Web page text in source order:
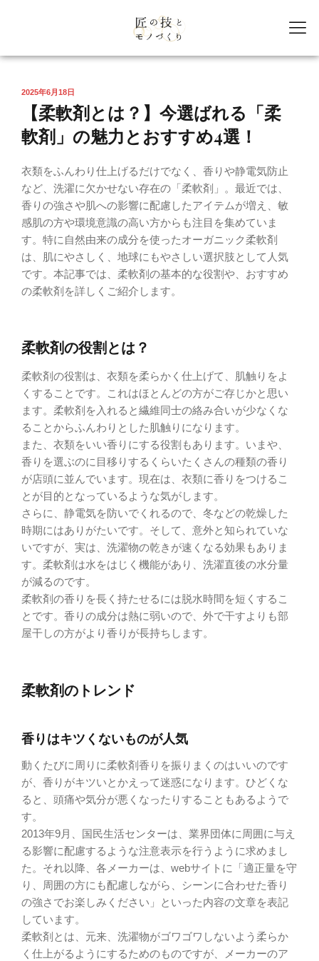
2025年6月18日
【柔軟剤とは？】今選ばれる「柔
軟剤」の魅力とおすすめ4選！
衣類をふんわり仕上げるだけでなく、香りや静電気防止
など、洗濯に欠かせない存在の「柔軟剤」。最近では、
香りの強さや肌への影響に配慮したアイテムが増え、敏
感肌の方や環境意識の高い方からも注目を集めていま
す。特に自然由来の成分を使ったオーガニック柔軟剤
は、肌にやさしく、地球にもやさしい選択肢として人気
です。本記事では、柔軟剤の基本的な役割や、おすすめ
の柔軟剤を詳しくご紹介します。
柔軟剤の役割とは？
柔軟剤の役割は、衣類を柔らかく仕上げて、肌触りをよ
くすることです。これはほとんどの方がご存じかと思い
ます。柔軟剤を入れると繊維同士の絡み合いが少なくな
ることからふんわりとした肌触りになります。
また、衣類をいい香りにする役割もあります。いまや、
香りを選ぶのに目移りするくらいたくさんの種類の香り
が店頭に並んでいます。現在は、衣類に香りをつけるこ
とが目的となっているような気がします。
さらに、静電気を防いでくれるので、冬などの乾燥した
時期にはありがたいです。そして、意外と知られていな
いですが、実は、洗濯物の乾きが速くなる効果もありま
す。柔軟剤は水をはじく機能があり、洗濯直後の水分量
が減るのです。
柔軟剤の香りを長く持たせるには脱水時間を短くするこ
とです。香りの成分は熱に弱いので、外で干すよりも部
屋干しの方がより香りが長持ちします。
柔軟剤のトレンド
香りはキツくないものが人気
動くたびに周りに柔軟剤香りを振りまくのはいいのです
が、香りがキツいとかえって迷惑になります。ひどくな
ると、頭痛や気分が悪くなったりすることもあるようで
す。
2013年9月、国民生活センターは、業界団体に周囲に与え
る影響に配慮するような注意表示を行うように求めまし
た。それ以降、各メーカーは、webサイトに「適正量を守
り、周囲の方にも配慮しながら、シーンに合わせた香り
の強さでお楽しみください」といった内容の文章を表記
しています。
柔軟剤とは、元来、洗濯物がゴワゴワしないよう柔らか
く仕上がるようにするためのものですが、メーカーのア